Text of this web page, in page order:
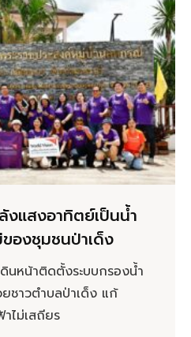
งแสงอาทิตย์เป็นน้ำ
องชุมชนป่าเด็ง
นหน้าติดตั้งระบบกรองน้ำ
ชาวตำบลป่าเด็ง แก้
ไม่เสถียร